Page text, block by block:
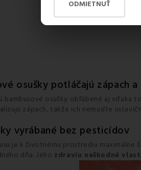
ODMIETNUŤ
osušky potláčajú zápach
bambusové osušky obľúbené aj vďaka
zápach, takže ich nemusíte
vyrábané bez pesticídov
je k životnému prostrediu
dňa. Jeho zdraviu neškodné